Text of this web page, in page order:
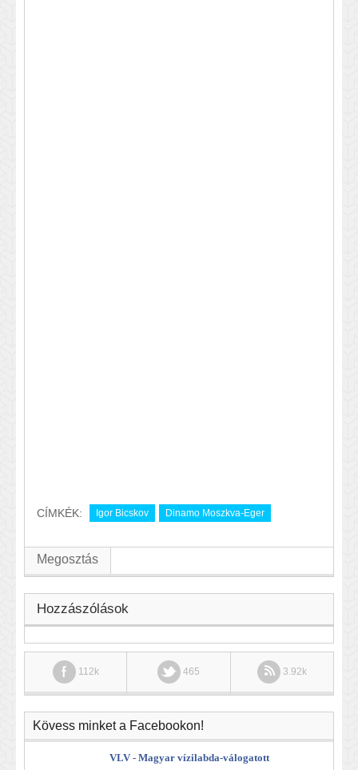
CÍMKÉK: Igor Bicskov Dinamo Moszkva-Eger
Megosztás
Hozzászólások
112k 465 3.92k
Kövess minket a Facebookon!
VLV - Magyar vízilabda-válogatott